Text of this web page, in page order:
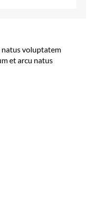
natus voluptatem
et arcu natus